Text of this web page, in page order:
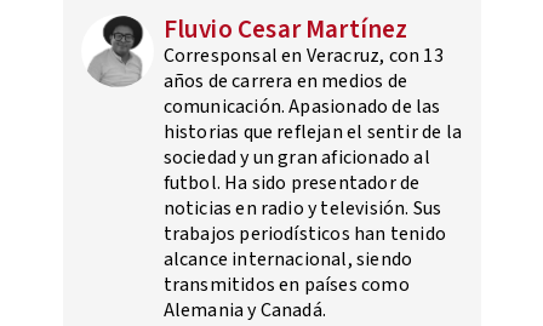
Fluvio Cesar Martínez
Corresponsal en Veracruz, con 13
años de carrera en medios de
comunicación. Apasionado de las
historias que reflejan el sentir de la
sociedad y un gran aficionado al
futbol. Ha sido presentador de
noticias en radio y televisión. Sus
trabajos periodísticos han tenido
alcance internacional, siendo
transmitidos en países como
Alemania y Canadá.